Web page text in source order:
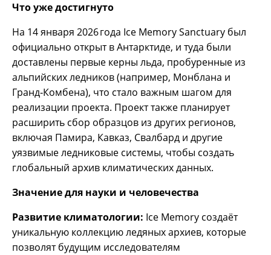
Что уже достигнуто
На 14 января 2026 года Ice Memory Sanctuary был
официально открыт в Антарктиде, и туда были
доставлены первые керны льда, пробуренные из
альпийских ледников (например, Монблана и
Гранд‑Комбена), что стало важным шагом для
реализации проекта. Проект также планирует
расширить сбор образцов из других регионов,
включая Памира, Кавказ, Свалбард и другие
уязвимые ледниковые системы, чтобы создать
глобальный архив климатических данных.
Значение для науки и человечества
Развитие климатологии: Ice Memory создаёт
уникальную коллекцию ледяных архиев, которые
позволят будущим исследователям